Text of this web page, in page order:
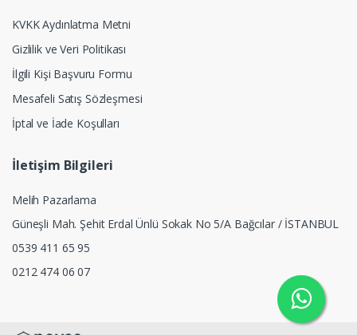
KVKK Aydınlatma Metni
Gizlilik ve Veri Politikası
İlgili Kişi Başvuru Formu
Mesafeli Satış Sözleşmesi
İptal ve İade Koşulları
İletişim Bilgileri
Melih Pazarlama
Güneşli Mah. Şehit Erdal Ünlü Sokak No 5/A Bağcılar / İSTANBUL
0539 411 65 95
0212 474 06 07